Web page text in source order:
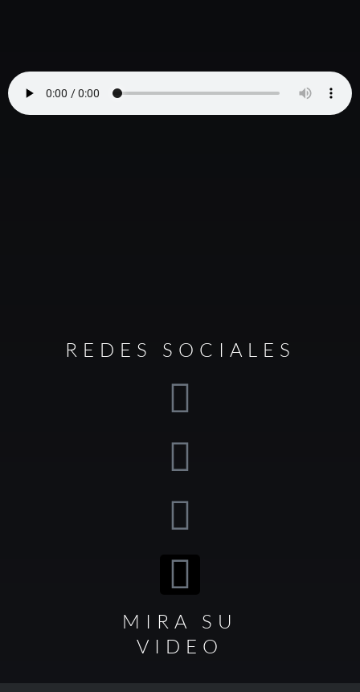
REDES SOCIALES
MIRA SU
VIDEO